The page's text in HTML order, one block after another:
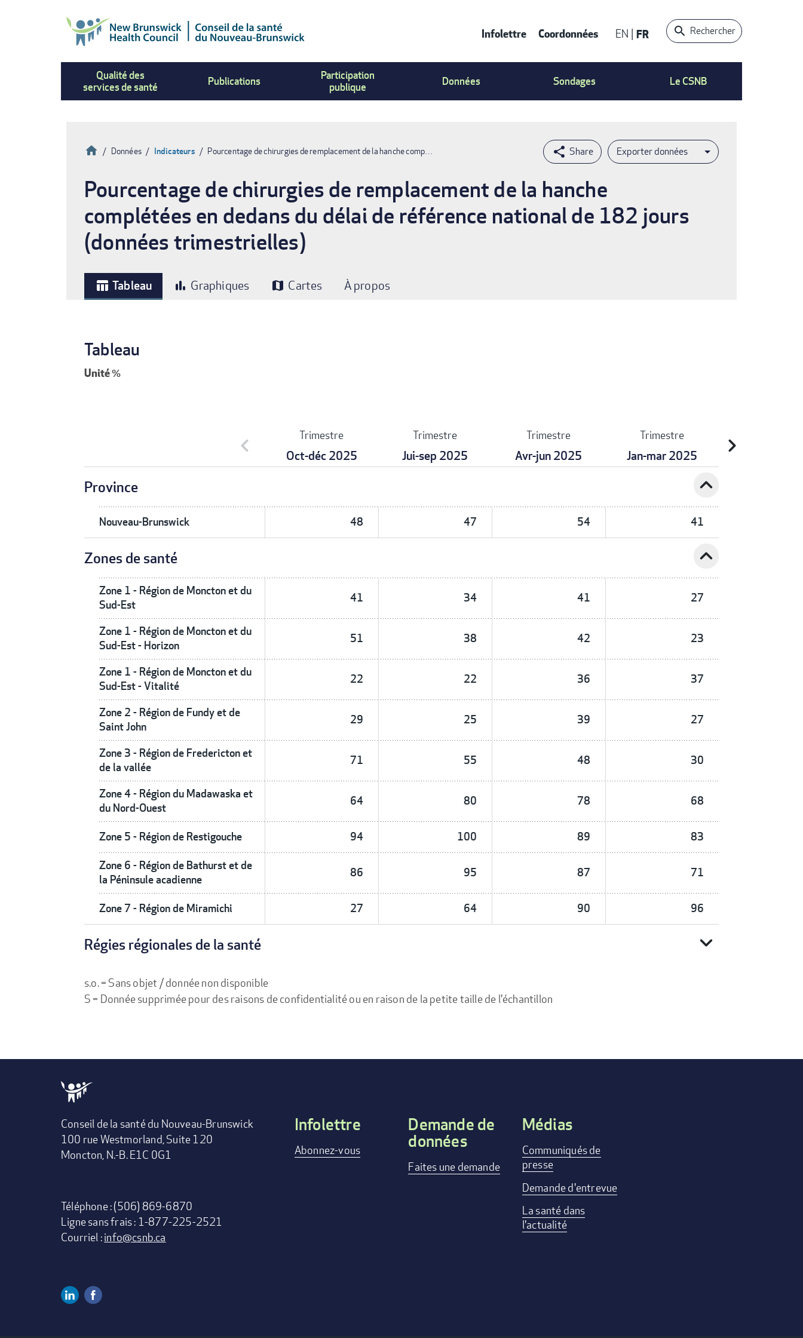
Contact
Menu
Infolettre Coordonnées EN FR Rechercher
Qualité des
services de santé
Publications
Participation
publique
Données Sondages Le CSNB
Exporter données
Fil
d'Ariane
Accueil
Données Indicateurs Pourcentage de chirurgies de remplacement de la hanche comp…
Pourcentage de chirurgies de remplacement de la hanche
complétées en dedans du délai de référence national de 182 jours
(données trimestrielles)
table_chart Tableau bar_chart Graphiques map Cartes À propos
Tableau
Unité%
Trimestre
Oct-déc 2025
Trimestre
Jui-sep 2025
Trimestre
Avr-jun 2025
Trimestre
Jan-mar 2025
chevron_left chevron_right
Province expand_less
Nouveau-Brunswick 48 47 54 41
Zones de santé expand_less
Zone 1 - Région de Moncton et du
Sud-Est
41 34 41 27
Zone 1 - Région de Moncton et du
Sud-Est - Horizon
51 38 42 23
Zone 1 - Région de Moncton et du
Sud-Est - Vitalité
22 22 36 37
Zone 2 - Région de Fundy et de
Saint John
29 25 39 27
Zone 3 - Région de Fredericton et
de la vallée
71 55 48 30
Zone 4 - Région du Madawaska et
du Nord-Ouest
64 80 78 68
Zone 5 - Région de Restigouche 94 100 89 83
Zone 6 - Région de Bathurst et de
la Péninsule acadienne
86 95 87 71
Zone 7 - Région de Miramichi 27 64 90 96
Régies régionales de la santé expand_more
s.o. = Sans objet / donnée non disponible
S = Donnée supprimée pour des raisons de confidentialité ou en raison de la petite taille de l'échantillon
Conseil de la santé du Nouveau-Brunswick
100 rue Westmorland, Suite 120
Moncton, N.-B. E1C 0G1
Téléphone : (506) 869-6870
Ligne sans frais : 1-877-225-2521
Courriel :info@csnb.ca
Footer
Infolettre
Abonnez-vous
Demande de
données
Faites une demande
Médias
Communiqués de
presse
Demande d'entrevue
La santé dans
l'actualité
Linkedin